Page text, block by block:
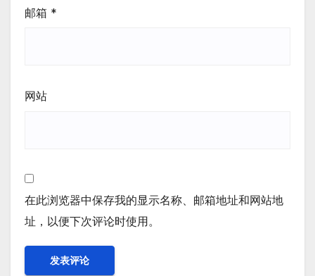
邮箱 *
网站
在此浏览器中保存我的显示名称、邮箱地址和网站地
址，以便下次评论时使用。